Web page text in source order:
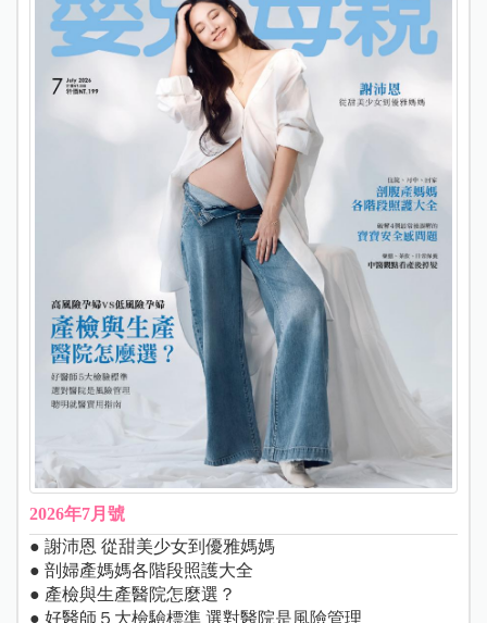
2026年7月號
● 謝沛恩 從甜美少女到優雅媽媽
● 剖婦產媽媽各階段照護大全
● 產檢與生產醫院怎麼選？
● 好醫師５大檢驗標準 選對醫院是風險管理